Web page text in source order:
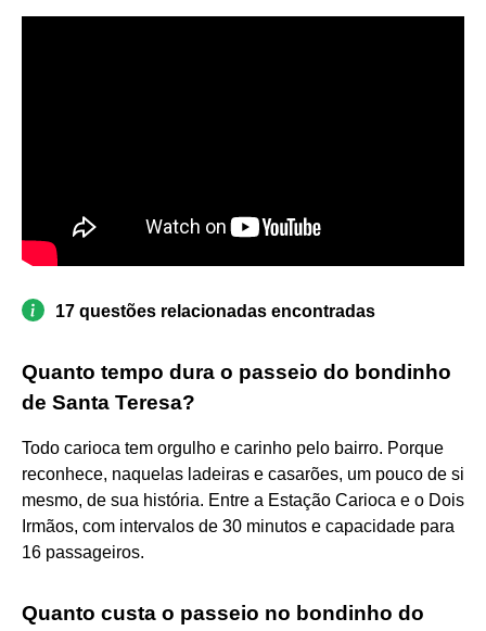
17 questões relacionadas encontradas
Quanto tempo dura o passeio do bondinho
de Santa Teresa?
Todo carioca tem orgulho e carinho pelo bairro. Porque
reconhece, naquelas ladeiras e casarões, um pouco de si
mesmo, de sua história. Entre a Estação Carioca e o Dois
Irmãos, com intervalos de 30 minutos e capacidade para
16 passageiros.
Quanto custa o passeio no bondinho do